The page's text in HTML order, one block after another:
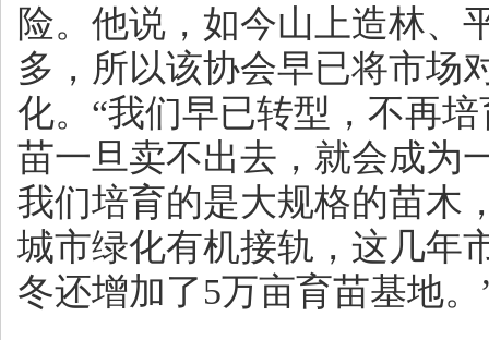
险。他说，如今山上造林、
多，所以该协会早已将市场
化。“我们早已转型，不再
苗一旦卖不出去，就会成为
我们培育的是大规格的苗木
城市绿化有机接轨，这几年
冬还增加了5万亩育苗基地。